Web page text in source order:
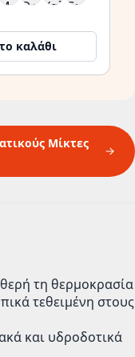
καλάθι
Μίκτες
τη θερμοκρασία
τεθειμένη στους
και υδροδοτικά